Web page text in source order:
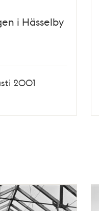
i Hässelby
2001